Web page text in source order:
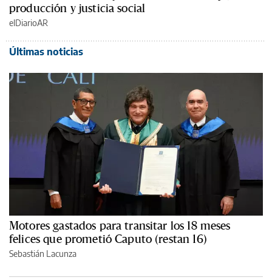
producción y justicia social
elDiarioAR
Últimas noticias
Motores gastados para transitar los 18 meses
felices que prometió Caputo (restan 16)
Sebastián Lacunza